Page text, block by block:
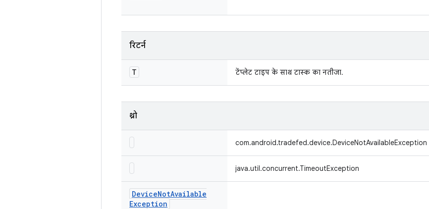
रिटर्न
T टेंप्लेट टाइप के साथ टास्क का नतीजा.
थ्रो
com.android.tradefed.device.DeviceNotAvailableException
java.util.concurrent.TimeoutException
DeviceNotAvailable
Exception